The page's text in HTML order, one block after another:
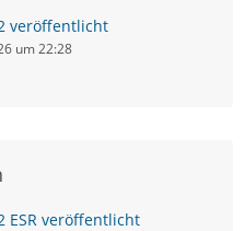
veröffentlicht
um 22:28
ESR veröffentlicht